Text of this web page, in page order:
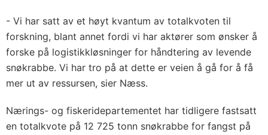
- Vi har satt av et høyt kvantum av totalkvoten til
forskning, blant annet fordi vi har aktører som ønsker å
forske på logistikkløsninger for håndtering av levende
snøkrabbe. Vi har tro på at dette er veien å gå for å få
mer ut av ressursen, sier Næss.
Nærings- og fiskeridepartementet har tidligere fastsatt
en totalkvote på 12 725 tonn snøkrabbe for fangst på